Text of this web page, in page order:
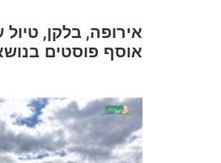
אירופה, בלקן,
אוסף פוסטים